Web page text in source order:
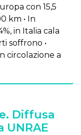
con 15,5
km • In
in Italia cala
soffrono •
circolazione a
Diffusa
UNRAE